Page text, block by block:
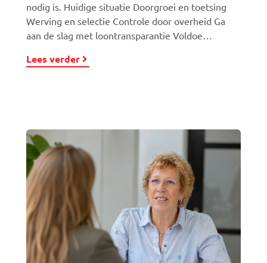
nodig is. Huidige situatie Doorgroei en toetsing
Werving en selectie Controle door overheid Ga
aan de slag met loontransparantie Voldoe…
Lees verder